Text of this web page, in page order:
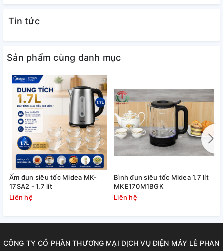
Tin tức
Sản phẩm cùng danh mục
Ấm đun siêu tốc Midea MK-
17SA2 - 1.7 lít
Liên hệ
Bình đun siêu tốc Midea 1.7 lít
MKE170M1BGK
Liên hệ
CÔNG TY CỔ PHẦN THƯƠNG MẠI DỊCH VỤ ĐIỆN MÁY LÊ PHAN